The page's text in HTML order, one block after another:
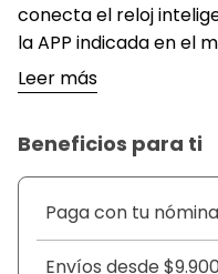
conecta el reloj
la APP indicada en el
los mensajes de texto
notificaciones de
cámara del celular y
Permite controlar y
celular. También
sueño, recordatorio
calorías, contador de
Leer más
Beneficios para ti
Paga con tu nómina
Envíos desde $9.900